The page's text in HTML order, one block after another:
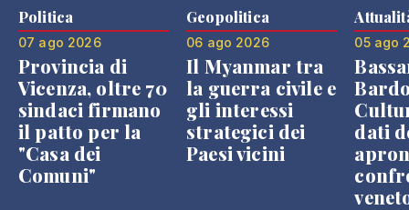
Politica
07 ago 2026
Provincia di
Vicenza, oltre 70
sindaci firmano
il patto per la
"Casa dei
Comuni"
Geopolitica
06 ago 2026
Il Myanmar tra
la guerra civile e
gli interessi
strategici dei
Paesi vicini
05 ago
dati